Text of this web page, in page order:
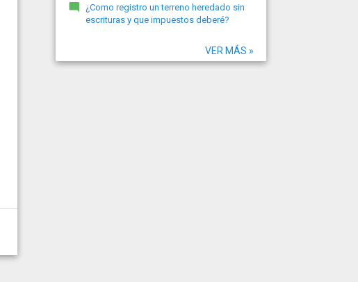
¿Como registro un terreno heredado sin
escrituras y que impuestos deberé?
VER MÁS »